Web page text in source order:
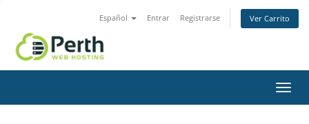
Español Entrar Registrarse Ver Carrito